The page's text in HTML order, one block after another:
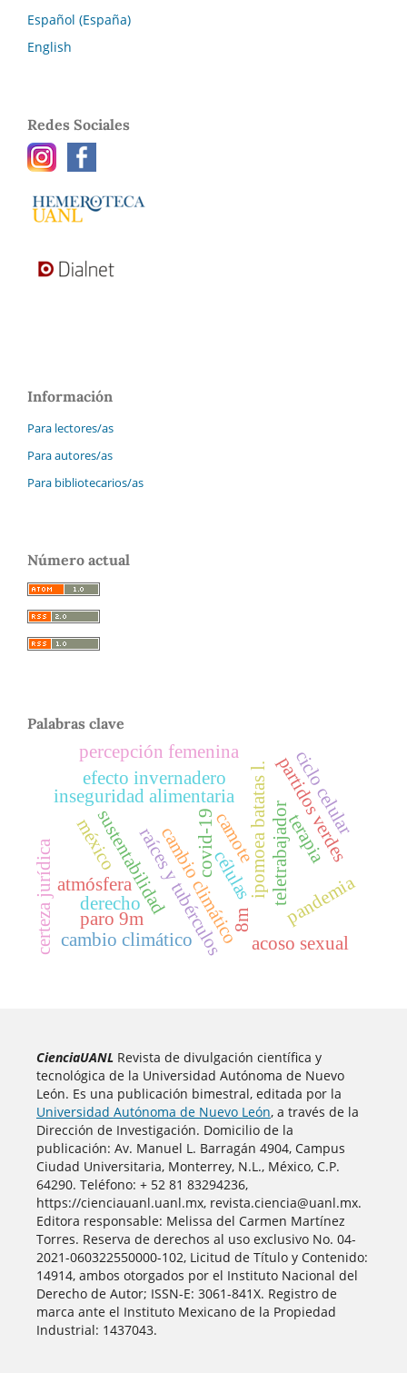
Español (España)
English
Redes Sociales
Información
Para lectores/as
Para autores/as
Para bibliotecarios/as
Número actual
Palabras clave
camoteipomoea batatas l.
raíces y tubérculos
inseguridad alimentaria
cambio climático
teletrabajador
covid-19
pandemia
terapia
sustentabilidad
efecto invernadero
atmósfera cambio climático
partidos verdes
células
ciclo celular
méxico
percepción femenina
8m
paro 9m
acoso sexual
certeza jurídica derecho
CienciaUANLRevista de divulgación científica y
tecnológica de la Universidad Autónoma de Nuevo
León. Es una publicación bimestral, editada por la
Universidad Autónoma de Nuevo León, a través de la
Dirección de Investigación. Domicilio de la
publicación: Av. Manuel L. Barragán 4904, Campus
Ciudad Universitaria, Monterrey, N.L., México, C.P.
64290. Teléfono: + 52 81 83294236,
https://cienciauanl.uanl.mx, revista.ciencia@uanl.mx.
Editora responsable: Melissa del Carmen Martínez
Torres. Reserva de derechos al uso exclusivo No. 04-
2021-060322550000-102, Licitud de Título y Contenido:
14914, ambos otorgados por el Instituto Nacional del
Derecho de Autor; ISSN-E: 3061-841X. Registro de
marca ante el Instituto Mexicano de la Propiedad
Industrial: 1437043.